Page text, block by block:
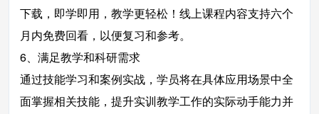
下载，即学即用，教学更轻松！线上课程内容支持六个
月内免费回看，以便复习和参考。
6、满足教学和科研需求
通过技能学习和案例实战，学员将在具体应用场景中全
面掌握相关技能，提升实训教学工作的实际动手能力并